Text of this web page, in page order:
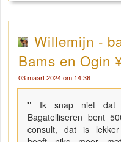
Willemijn -
Bams en Ogin
03 maart 2024 om 14:36
" Ik snap niet
Bagatelliseren bent
consult, dat is